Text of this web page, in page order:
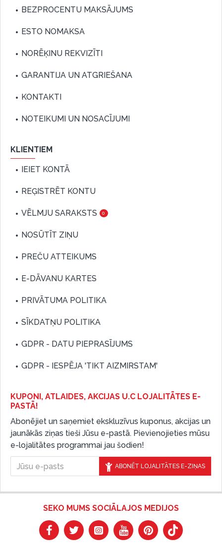
BEZPROCENTU MAKSĀJUMS
ESTO NOMAKSA
NORĒĶINU REKVIZĪTI
GARANTIJA UN ATGRIEŠANA
KONTAKTI
NOTEIKUMI UN NOSACĪJUMI
KLIENTIEM
IEIET KONTĀ
REĢISTRĒT KONTU
VĒLMJU SARAKSTS 0
NOSŪTĪT ZIŅU
PREČU ATTEIKUMS
E-DĀVANU KARTES
PRIVĀTUMA POLITIKA
SĪKDATŅU POLITIKA
GDPR - DATU PIEPRASĪJUMS
GDPR - IESPĒJA 'TIKT AIZMIRSTAM'
KUPONI, ATLAIDES, AKCIJAS U.C LOJALITĀTES E-
PASTĀ!
Abonējiet un saņemiet ekskluzīvus kuponus, akcijas un
jaunākās ziņas tieši Jūsu e-pastā. Pievienojieties mūsu
e-lojalitātes programmai jau šodien!
ABONĒT LOJALITĀTES E-ZIŅAS
SEKO MUMS SOCIĀLAJOS MEDIJOS